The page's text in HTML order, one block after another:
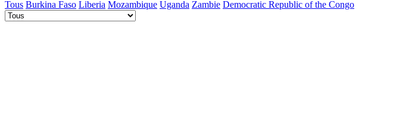
Tous Burkina Faso Liberia Mozambique Uganda Zambie Democratic Republic of the Congo